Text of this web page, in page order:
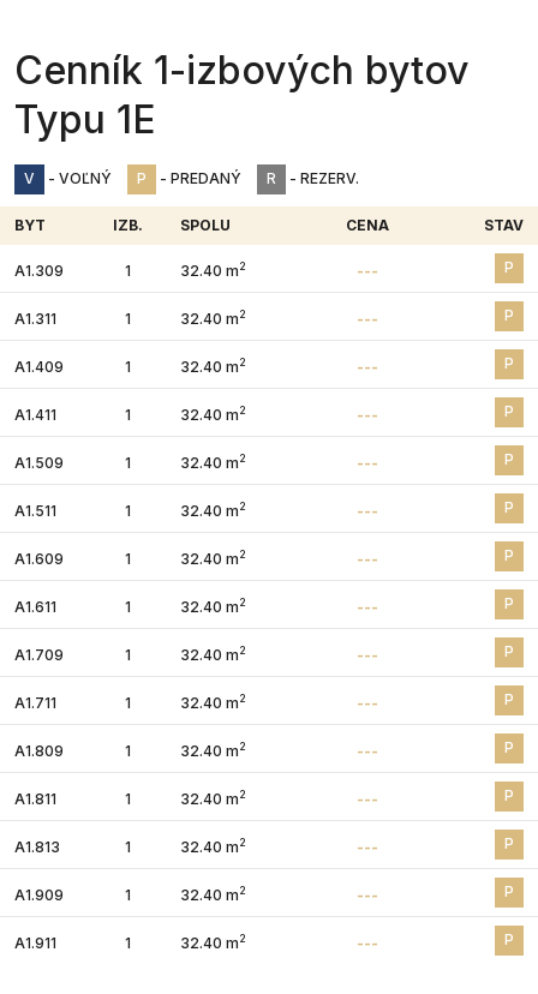
Cenník 1-izbových bytov
Typu 1E
V - VOĽNÝ P - PREDANÝ R - REZERV.
BYT IZB. SPOLU CENA STAV
A1.309 1 32.40 m2 --- P
A1.311 1 32.40 m2 --- P
A1.409 1 32.40 m2 --- P
A1.411 1 32.40 m2 --- P
A1.509 1 32.40 m2 --- P
A1.511 1 32.40 m2 --- P
A1.609 1 32.40 m2 --- P
A1.611 1 32.40 m2 --- P
A1.709 1 32.40 m2 --- P
A1.711 1 32.40 m2 --- P
A1.809 1 32.40 m2 --- P
A1.811 1 32.40 m2 --- P
A1.813 1 32.40 m2 --- P
A1.909 1 32.40 m2 --- P
A1.911 1 32.40 m2 --- P